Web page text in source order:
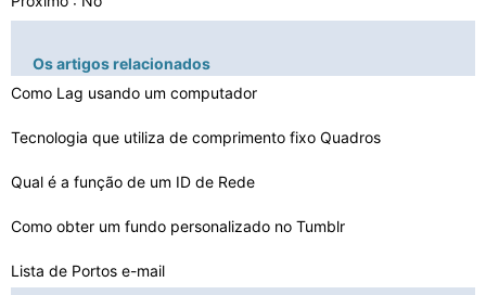
Os artigos relacionados
Como Lag usando um computador
Tecnologia que utiliza de comprimento fixo Quadros
Qual é a função de um ID de Rede
Como obter um fundo personalizado no Tumblr
Lista de Portos e-mail